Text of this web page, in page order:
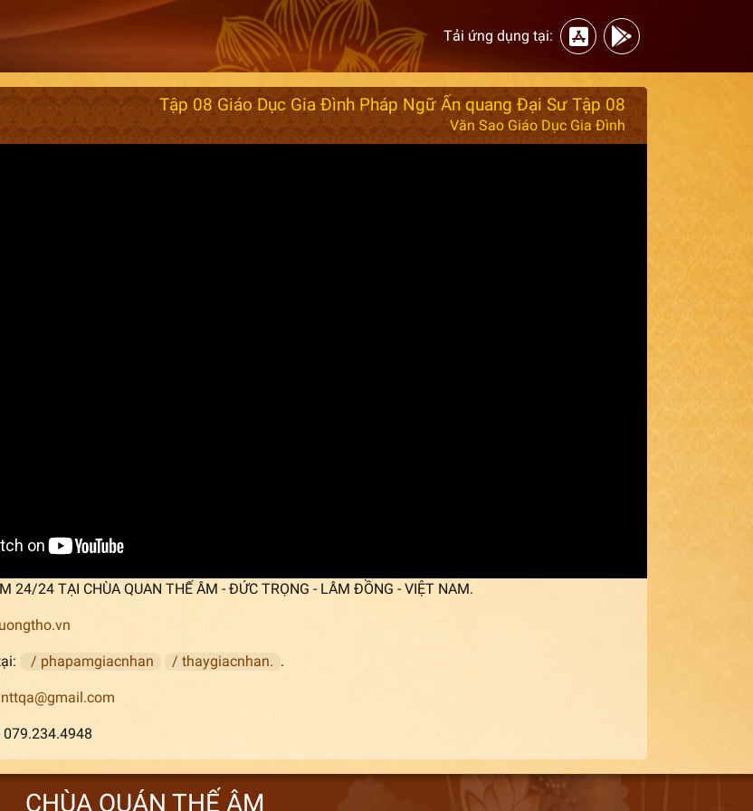
Tải ứng dụng tại:
Tập 08 Giáo Dục Gia Đình Pháp Ngữ Ấn quang Đại Sư Tập 08
Văn Sao Giáo Dục Gia Đình
24/24 TẠI CHÙA QUAN THẾ ÂM - ĐỨC TRỌNG - LÂM ĐỒNG - VIỆT NAM.
/ phapamgiacnhan / thaygiacnhan. .
CHÙA QUÁN THẾ ÂM